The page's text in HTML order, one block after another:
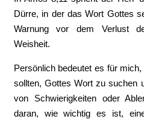
Dürre, in der das Wort Gottes
Warnung vor dem Verlust
Weisheit.
Persönlich bedeutet es für
sollten, Gottes Wort zu suchen
von Schwierigkeiten oder
daran, wie wichtig es ist,